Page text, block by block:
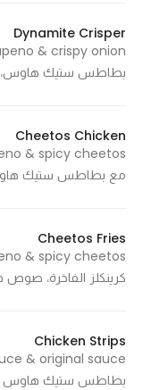
Dynamite Crisper
بطاطس ستيك هاوس،
Cheetos Chicken
مع بطاطس ستيك
Cheetos Fries
كرينكلز الفاخرة، صوص
Chicken Strips
بطاطس ستيك هاوس